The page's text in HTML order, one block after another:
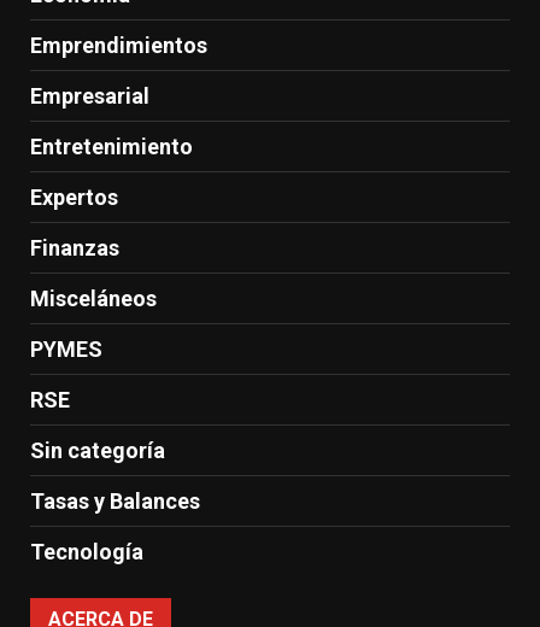
Emprendimientos
Empresarial
Entretenimiento
Expertos
Finanzas
Misceláneos
PYMES
RSE
Sin categoría
Tasas y Balances
Tecnología
ACERCA DE